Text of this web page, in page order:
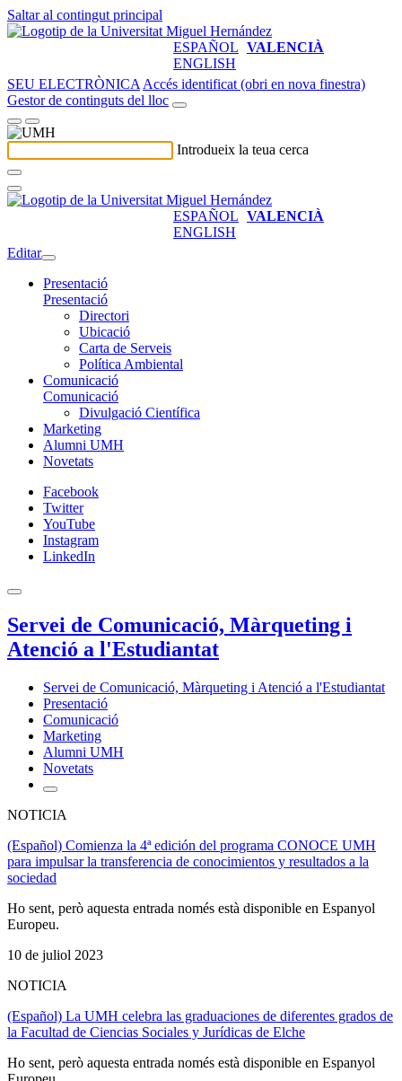
Saltar al contingut principal
ESPAÑOL VALENCIÀ
ENGLISH
SEU ELECTRÒNICA Accés identificat (obri en nova finestra)
Gestor de continguts del lloc
Introdueix la teua cerca
ESPAÑOL VALENCIÀ
ENGLISH
Editar
Presentació
Presentació
Directori
Ubicació
Carta de Serveis
Política Ambiental
Comunicació
Comunicació
Divulgació Científica
Marketing
Alumni UMH
Novetats
Facebook
Twitter
YouTube
Instagram
LinkedIn
Servei de Comunicació, Màrqueting i
Atenció a l'Estudiantat
Servei de Comunicació, Màrqueting i Atenció a l'Estudiantat
Presentació
Comunicació
Marketing
Alumni UMH
Novetats
NOTICIA
(Español) Comienza la 4ª edición del programa CONOCE UMH
para impulsar la transferencia de conocimientos y resultados a la
sociedad
Ho sent, però aquesta entrada només està disponible en Espanyol
Europeu.
10 de juliol 2023
NOTICIA
(Español) La UMH celebra las graduaciones de diferentes grados de
la Facultad de Ciencias Sociales y Jurídicas de Elche
Ho sent, però aquesta entrada només està disponible en Espanyol